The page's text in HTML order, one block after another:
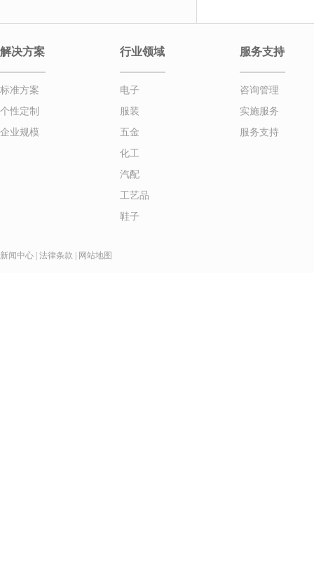
解决方案
标准方案
个性定制
企业规模
行业领域
电子
服装
五金
化工
汽配
工艺品
鞋子
服务支持
咨询管理
实施服务
服务支持
新闻中心 法律条款 网站地图